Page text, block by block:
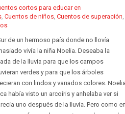
cortos para educar en
, Cuentos de niños, Cuentos de superación,
de un hermoso país donde no llovía
vivía la niña Noelia. Deseaba la
de la lluvia para que los campos
verdes y para que los árboles
con lindos y variados colores.
había visto un arcoíris y anhelaba ver si
uno después de la lluvia. Pero como